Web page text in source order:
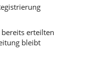
erteilten
bleibt